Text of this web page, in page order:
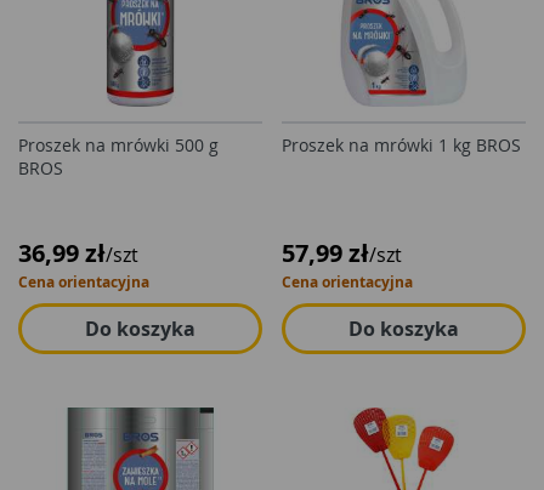
Proszek na mrówki 500 g
BROS
36,99 zł/szt
Cena orientacyjna
Do koszyka
Proszek na mrówki 1 kg BROS
57,99 zł/szt
Cena orientacyjna
Do koszyka